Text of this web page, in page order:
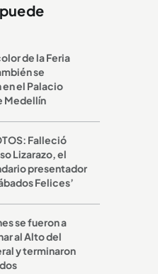
de la Feria
se
el Palacio
Medellín
Falleció
Lizarazo, el
presentador
Felices’
se fueron a
al Alto del
y terminaron